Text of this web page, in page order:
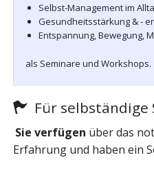
Selbst-Management im
Gesundheitsstärkung & -
Entspannung, Bewegung,
als Seminare und Workshops.
Für
Sie verfügen über das
Erfahrung und haben ein